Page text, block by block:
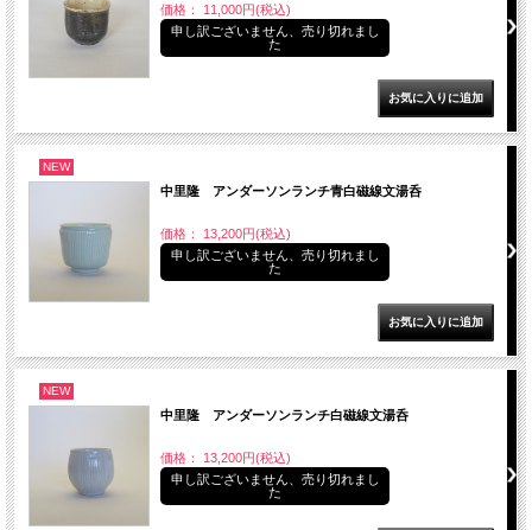
価格： 11,000円(税込)
申し訳ございません、売り切れまし
た
NEW
中里隆 アンダーソンランチ青白磁線文湯呑
価格： 13,200円(税込)
申し訳ございません、売り切れまし
た
NEW
中里隆 アンダーソンランチ白磁線文湯呑
価格： 13,200円(税込)
申し訳ございません、売り切れまし
た